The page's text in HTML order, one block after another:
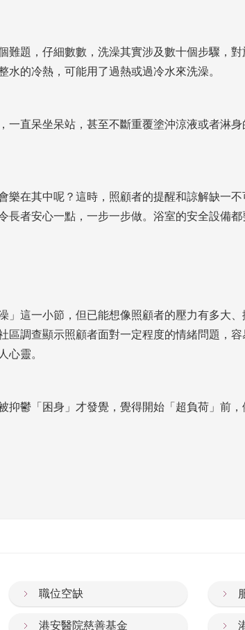
難題，仔細數數，洗澡其實涉及數十個步驟，
水的冷熱，可能用了過熱或過冷水來洗澡。
一直呆坐呆站，甚至不斷重覆塗沖涼液或者淋
樂在其中呢？這時，照顧者的提醒和諒解缺一
長者安心一點，一步一步做。浴室的安全設備
」這一小節，但已能想像照顧者的壓力有多大
區調查顯示照顧者面對一定程度的情緒問題，
心靈。
抑鬱「困身」才發覺，覺得開始「超負荷」前
職位空缺
港安醫院慈善基金